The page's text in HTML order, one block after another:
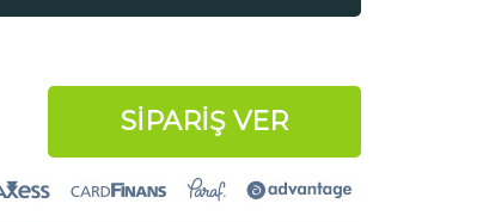
SİPARİŞ VER